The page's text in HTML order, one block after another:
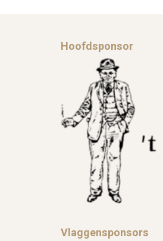
Hoofdsponsor
Vlaggensponsors